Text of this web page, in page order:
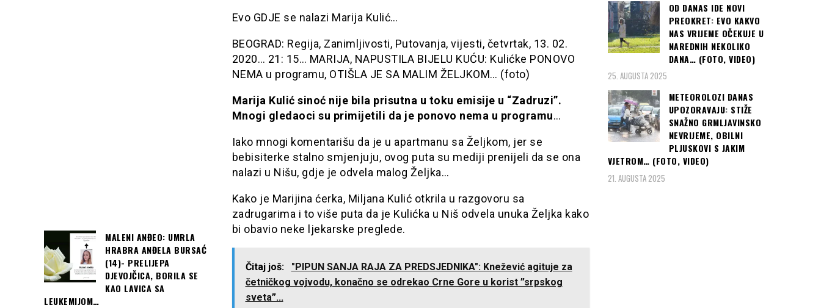
Evo GDJE se nalazi Marija Kulić…
BEOGRAD: Regija, Zanimljivosti, Putovanja, vijesti, četvrtak, 13. 02.
2020… 21: 15… MARIJA, NAPUSTILA BIJELU KUĆU: Kulićke PONOVO
NEMA u programu, OTIŠLA JE SA MALIM ŽELJKOM… (foto)
Marija Kulić sinoć nije bila prisutna u toku emisije u “Zadruzi”.
Mnogi gledaoci su primijetili da je ponovo nema u programu…
Iako mnogi komentarišu da je u apartmanu sa Željkom, jer se
bebisiterke stalno smjenjuju, ovog puta su mediji prenijeli da se ona
nalazi u Nišu, gdje je odvela malog Željka…
Kako je Marijina ćerka, Miljana Kulić otkrila u razgovoru sa
zadrugarima i to više puta da je Kulićka u Niš odvela unuka Željka kako
bi obavio neke ljekarske preglede.
Čitaj još:
"PIPUN SANJA RAJA ZA PREDSJEDNIKA": Knežević agituje za
četničkog vojvodu, konačno se odrekao Crne Gore u korist ”srpskog
sveta”...
MALENI ANĐEO: UMRLA
HRABRA ANĐELA BURSAĆ
(14)- PRELIJEPA
DJEVOJČICA, BORILA SE
KAO LAVICA SA
LEUKEMIJOM…
OD DANAS IDE NOVI
PREOKRET: EVO KAKVO
NAS VRIJEME OČEKUJE U
NAREDNIH NEKOLIKO
DANA… (FOTO, VIDEO)
25. AUGUSTA 2025
METEOROLOZI DANAS
UPOZORAVAJU: STIŽE
SNAŽNO GRMLJAVINSKO
NEVRIJEME, OBILNI
PLJUSKOVI S JAKIM
VJETROM… (FOTO, VIDEO)
21. AUGUSTA 2025